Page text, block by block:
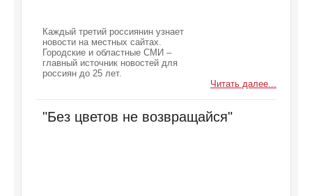
Каждый третий россиянин узнает
новости на местных сайтах.
Городские и областные СМИ –
главный источник новостей для
россиян до 25 лет.
Читать далее...
"Без цветов не возвращайся"